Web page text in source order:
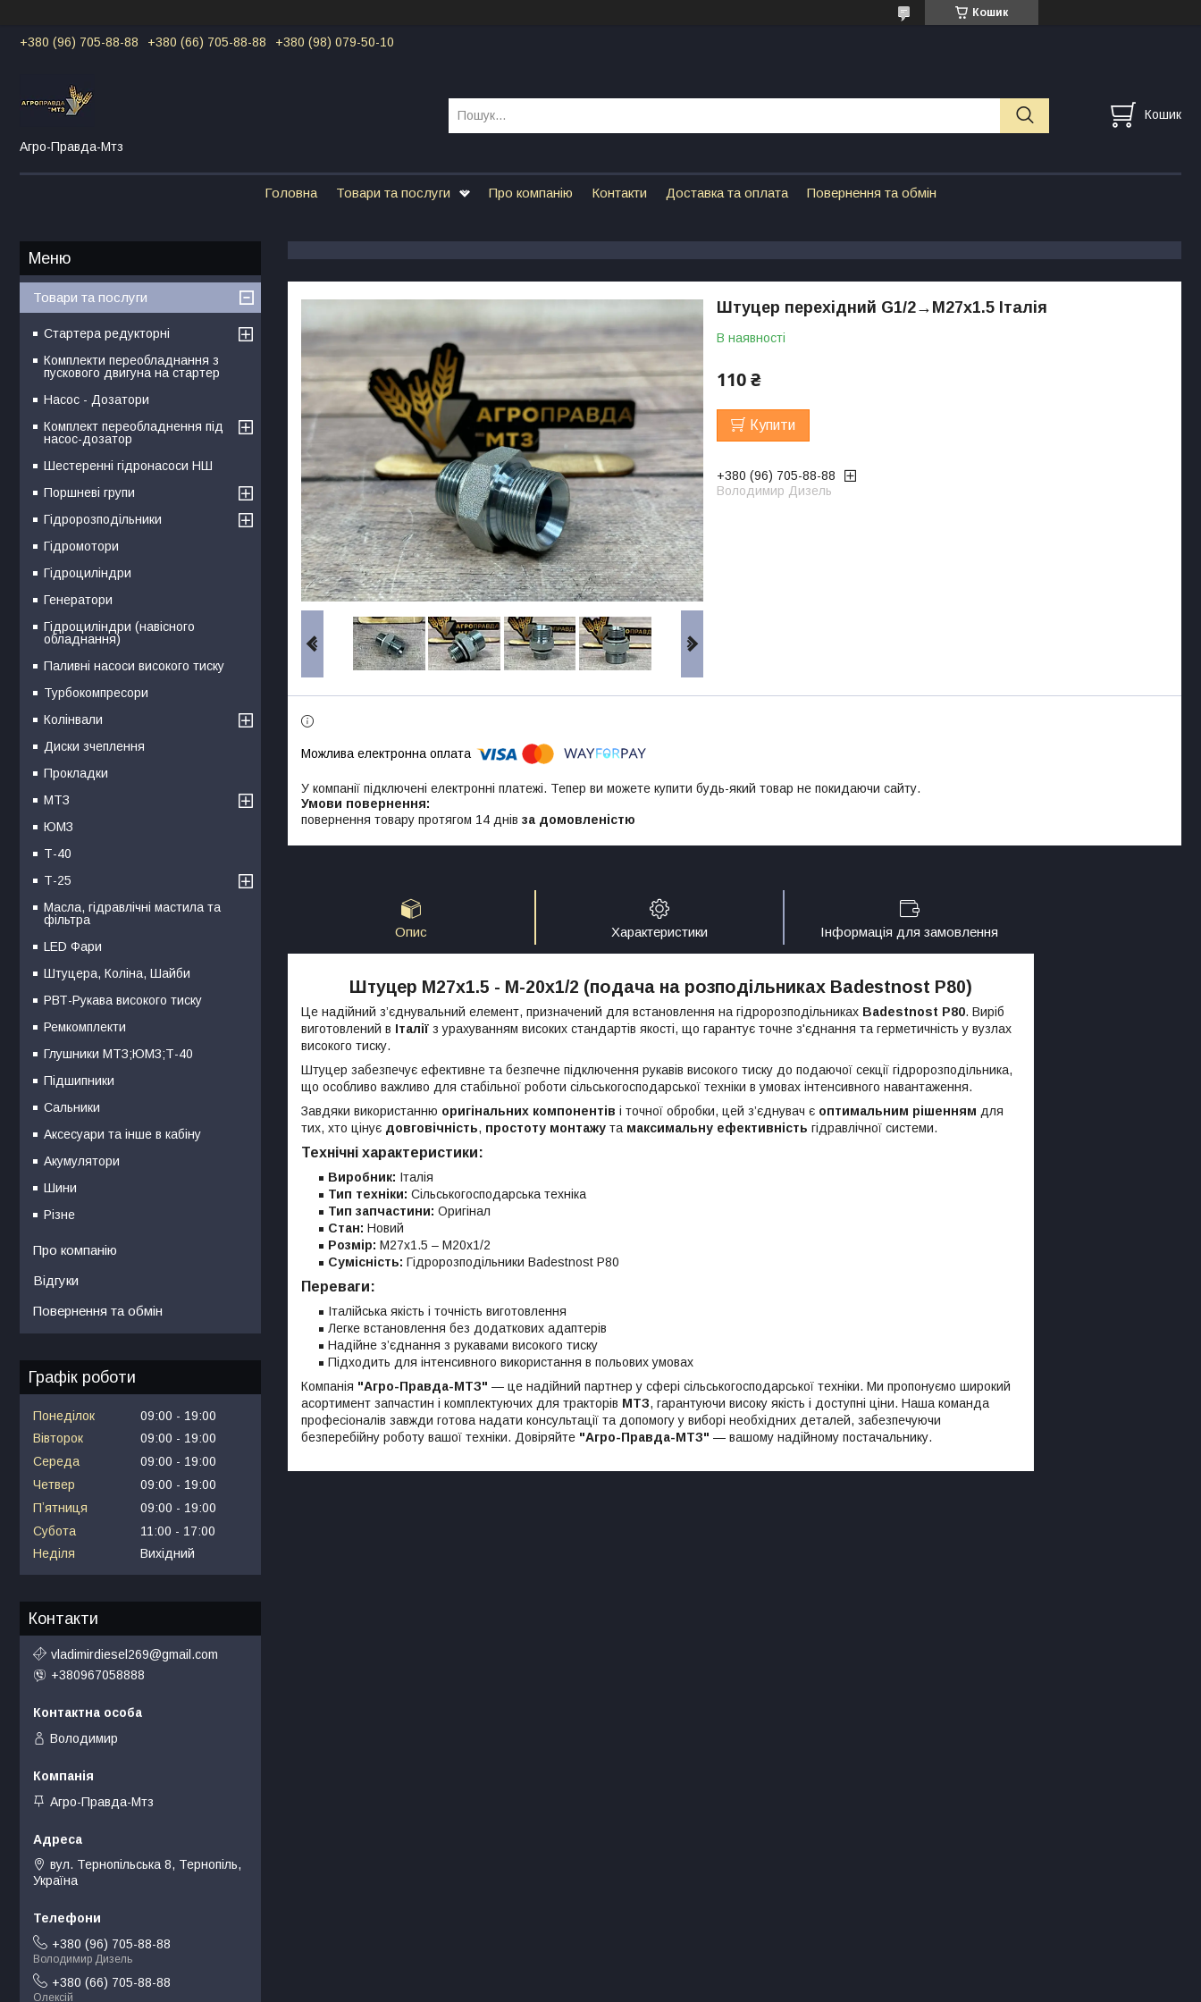
Кошик
+380 (96) 705-88-88 +380 (66) 705-88-88 +380 (98) 079-50-10
Агро-Правда-Мтз
Кошик
Головна Товари та послуги Про компанію Контакти Доставка та оплата Повернення та обмін
Штуцер перехідний G1/2→М27х1.5 Італія
В наявності
110 ₴
Купити
+380 (96) 705-88-88
Володимир Дизель
У компанії підключені електронні платежі. Тепер ви можете купити будь-який товар не покидаючи сайту.
повернення товару протягом 14 днів за домовленістю
Опис Характеристики Інформація для замовлення
Штуцер М27х1.5 - М-20х1/2 (подача на розподільниках Badestnost P80)
Це надійний з’єднувальний елемент, призначений для встановлення на гідророзподільниках Badestnost P80. Виріб
виготовлений в Італії з урахуванням високих стандартів якості, що гарантує точне з'єднання та герметичність у вузлах
високого тиску.
Штуцер забезпечує ефективне та безпечне підключення рукавів високого тиску до подаючої секції гідророзподільника,
що особливо важливо для стабільної роботи сільськогосподарської техніки в умовах інтенсивного навантаження.
Завдяки використанню оригінальних компонентів і точної обробки, цей з’єднувач є оптимальним рішенням для
тих, хто цінує довговічність, простоту монтажу та максимальну ефективність гідравлічної системи.
Технічні характеристики:
Виробник: Італія
Тип техніки: Сільськогосподарська техніка
Тип запчастини: Оригінал
Стан: Новий
Розмір: М27х1.5 – М20х1/2
Сумісність: Гідророзподільники Badestnost P80
Переваги:
Італійська якість і точність виготовлення
Легке встановлення без додаткових адаптерів
Надійне з’єднання з рукавами високого тиску
Підходить для інтенсивного використання в польових умовах
Компанія "Агро-Правда-МТЗ" — це надійний партнер у сфері сільськогосподарської техніки. Ми пропонуємо широкий
асортимент запчастин і комплектуючих для тракторів МТЗ, гарантуючи високу якість і доступні ціни. Наша команда
професіоналів завжди готова надати консультації та допомогу у виборі необхідних деталей, забезпечуючи
безперебійну роботу вашої техніки. Довіряйте "Агро-Правда-МТЗ" — вашому надійному постачальнику.
Товари та послуги
Стартера редукторні
Комплекти переобладнання з
пускового двигуна на стартер
Насос - Дозатори
Комплект переобладнення під
насос-дозатор
Шестеренні гідронасоси НШ
Поршневі групи
Гідророзподільники
Гідромотори
Гідроциліндри
Генератори
Гідроциліндри (навісного
обладнання)
Паливні насоси високого тиску
Турбокомпресори
Колінвали
Диски зчеплення
Прокладки
МТЗ
ЮМЗ
Т-40
Т-25
Масла, гідравлічні мастила та
фільтра
LED Фари
Штуцера, Коліна, Шайби
РВТ-Рукава високого тиску
Ремкомплекти
Глушники МТЗ;ЮМЗ;Т-40
Підшипники
Сальники
Аксесуари та інше в кабіну
Акумулятори
Шини
Різне
Про компанію
Відгуки
Повернення та обмін
Графік роботи
Понеділок 09:00
19:00
Вівторок
09:00
19:00
Середа
09:00
19:00
Четвер
09:00
19:00
Пʼятниця
09:00
19:00
Субота
11:00
17:00
Неділя
Вихідний
Контакти
vladimirdiesel269@gmail.com
+380967058888
Володимир
Агро-Правда-Мтз
вул. Тернопільська 8, Тернопіль,
Україна
+380 (96) 705-88-88
Володимир Дизель
+380 (66) 705-88-88
Олексій